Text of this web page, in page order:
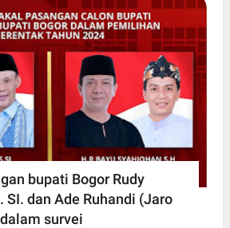
bupati Bogor Rudy
SI. dan Ade Ruhandi (Jaro
survei